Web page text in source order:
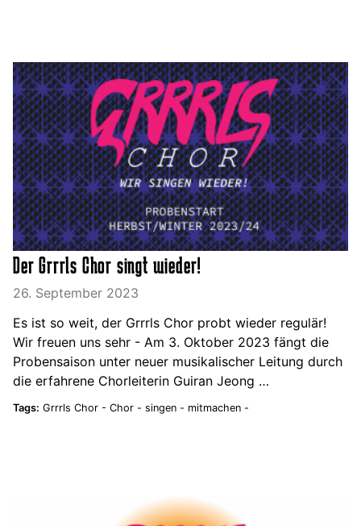
Der Grrrls Chor singt wieder!
26. September 2023
Es ist so weit, der Grrrls Chor probt wieder regulär!
Wir freuen uns sehr - Am 3. Oktober 2023 fängt die
Probensaison unter neuer musikalischer Leitung durch
die erfahrene Chorleiterin Guiran Jeong …
Tags: Grrrls Chor - Chor - singen - mitmachen -